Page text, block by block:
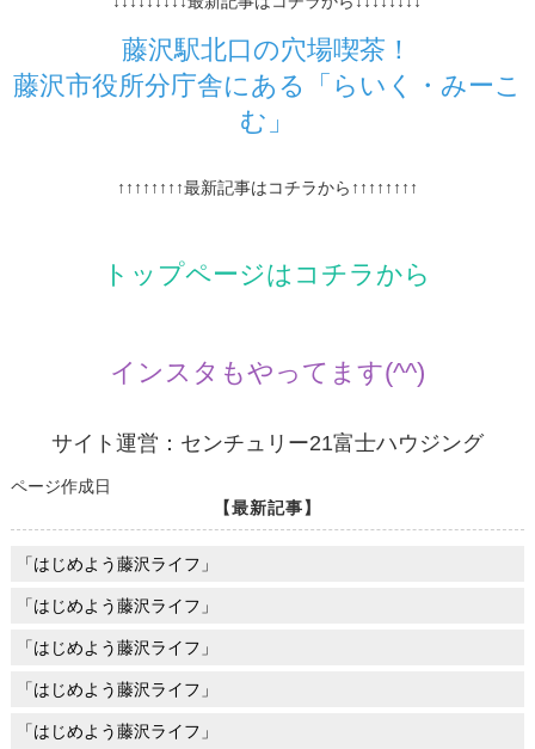
藤沢駅北口の穴場喫茶！
藤沢市役所分庁舎にある「らいく・みーこ
む」
↑↑↑↑↑↑↑↑最新記事はコチラから↑↑↑↑↑↑↑↑
トップページはコチラから
インスタもやってます(^^)
サイト運営：センチュリー21富士ハウジング
ページ作成日
【最新記事】
「はじめよう藤沢ライフ」
「はじめよう藤沢ライフ」
「はじめよう藤沢ライフ」
「はじめよう藤沢ライフ」
「はじめよう藤沢ライフ」